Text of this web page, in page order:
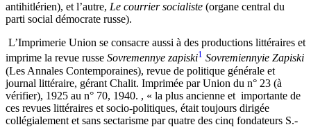
antihitlérien), et l’autre, Le courrier socialiste (organe central du
parti social démocrate russe).
L’Imprimerie Union se consacre aussi à des productions littéraires et
imprime la revue russe Sovremennye zapiski1 Sovremiennyie Zapiski
(Les Annales Contemporaines), revue de politique générale et
journal littéraire, gérant Chalit. Imprimée par Union du n° 23 (à
vérifier), 1925 au n° 70, 1940. , « la plus ancienne et importante de
ces revues littéraires et socio-politiques, était toujours dirigée
collégialement et sans sectarisme par quatre des cinq fondateurs S.-